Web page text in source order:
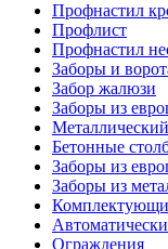
Профнастил
Профлист
Профнастил
Заборы и
Забор жалюзи
Заборы из
Бетонные
Заборы из
Заборы из
Ограждения